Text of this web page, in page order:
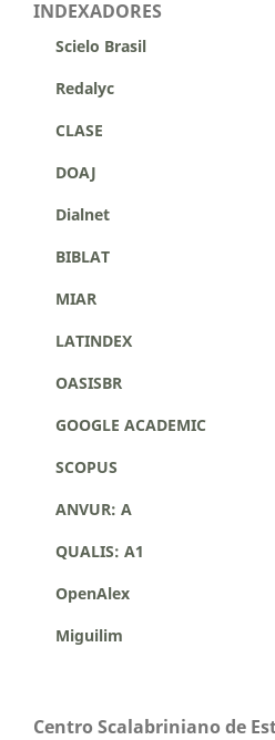
INDEXADORES
Scielo Brasil
Redalyc
CLASE
DOAJ
Dialnet
BIBLAT
MIAR
LATINDEX
OASISBR
GOOGLE ACADEMIC
SCOPUS
ANVUR: A
QUALIS: A1
OpenAlex
Miguilim
Centro Scalabriniano de